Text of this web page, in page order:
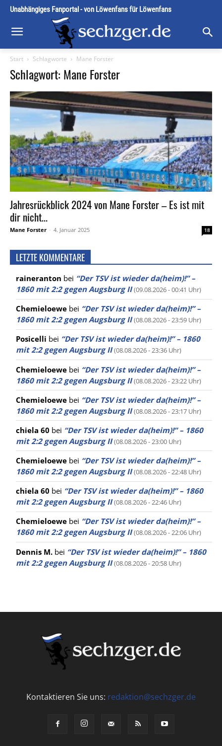
Unabhängiges Fanportal - von Löwenfans für Löwenfans
Start Schlagworte Mane Forster
Schlagwort: Mane Forster
Jahresrückblick 2024 von Mane Forster – Es ist mit
dir nicht...
Mane Forster - 4. Januar 2025 18
LETZTE KOMMENTARE
raineranton bei “Der TSV ist wieder da(heim)!” –
1860 mit 2:2 gegen Augsburg II (09.08.2026 - 00:41 Uhr)
Chemieloewe bei “Der TSV ist wieder da(heim)!” –
1860 mit 2:2 gegen Augsburg II (08.08.2026 - 23:59 Uhr)
Posicelli bei “Der TSV ist wieder da(heim)!” – 1860
mit 2:2 gegen Augsburg II (08.08.2026 - 23:36 Uhr)
Chemieloewe bei “Der TSV ist wieder da(heim)!” –
1860 mit 2:2 gegen Augsburg II (08.08.2026 - 23:22 Uhr)
Chemieloewe bei “Der TSV ist wieder da(heim)!” –
1860 mit 2:2 gegen Augsburg II (08.08.2026 - 23:17 Uhr)
chiela 60 bei “Der TSV ist wieder da(heim)!” – 1860
mit 2:2 gegen Augsburg II (08.08.2026 - 23:00 Uhr)
Chemieloewe bei “Der TSV ist wieder da(heim)!” –
1860 mit 2:2 gegen Augsburg II (08.08.2026 - 22:48 Uhr)
chiela 60 bei “Der TSV ist wieder da(heim)!” – 1860
mit 2:2 gegen Augsburg II (08.08.2026 - 22:46 Uhr)
Chemieloewe bei “Der TSV ist wieder da(heim)!” –
1860 mit 2:2 gegen Augsburg II (08.08.2026 - 22:06 Uhr)
Dennis M. bei “Der TSV ist wieder da(heim)!” – 1860
mit 2:2 gegen Augsburg II (08.08.2026 - 20:58 Uhr)
Kontaktieren Sie uns: redaktion@sechzger.de